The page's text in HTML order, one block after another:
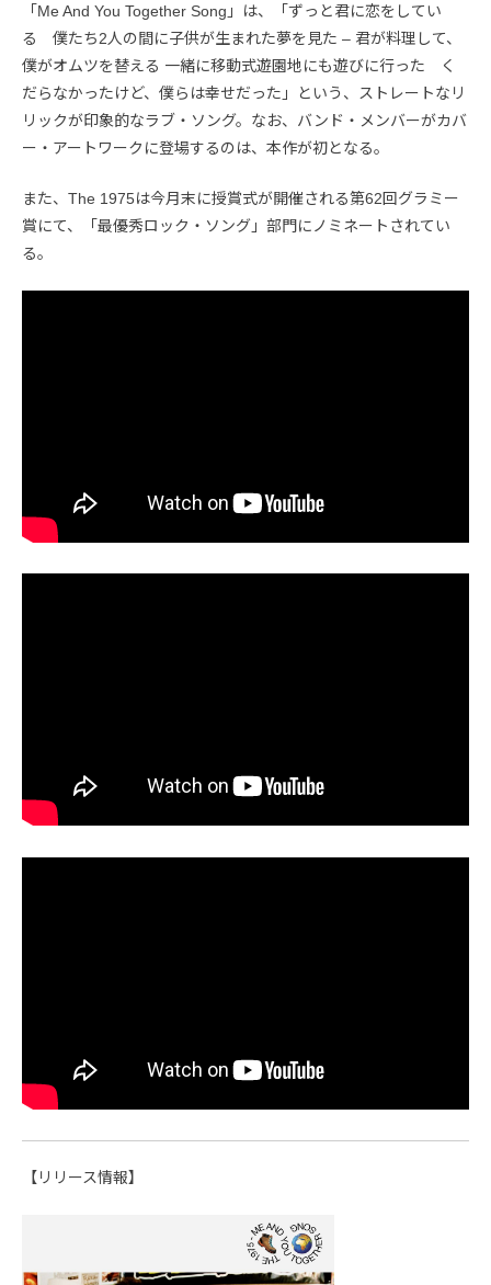
「Me And You Together Song」は、「ずっと君に恋をしてい
る 僕たち2人の間に子供が生まれた夢を見た – 君が料理して、
僕がオムツを替える 一緒に移動式遊園地にも遊びに行った く
だらなかったけど、僕らは幸せだった」という、ストレートなリ
リックが印象的なラブ・ソング。なお、バンド・メンバーがカバ
ー・アートワークに登場するのは、本作が初となる。
また、The 1975は今月末に授賞式が開催される第62回グラミー
賞にて、「最優秀ロック・ソング」部門にノミネートされてい
る。
【リリース情報】